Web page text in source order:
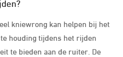
kniewrong kan helpen bij het
houding tijdens het rijden
te bieden aan de ruiter. De